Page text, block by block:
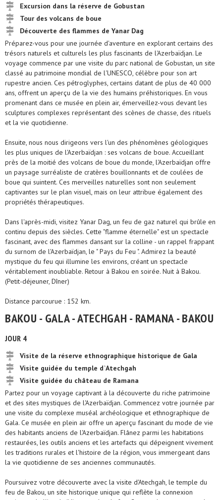
Excursion dans la réserve de Gobustan
Tour des volcans de boue
Découverte des flammes de Yanar Dag
Préparez-vous pour une journée d'aventure en explorant certains des
trésors naturels et culturels les plus fascinants de l'Azerbaïdjan. Le
voyage commence par une visite du parc national de Gobustan, un site
classé au patrimoine mondial de l'UNESCO, célèbre pour son art
rupestre ancien. Ces pétroglyphes, certains datant de plus de 40 000
ans, offrent un aperçu de la vie des humains préhistoriques. En vous
promenant dans ce musée en plein air, émerveillez-vous devant les
sculptures complexes représentant des scènes de chasse, des rituels
et la vie quotidienne.
Ensuite, nous nous dirigeons vers l'un des phénomènes géologiques
les plus uniques de l'Azerbaïdjan : ses volcans de boue. Accueillant
près de la moitié des volcans de boue du monde, l'Azerbaïdjan offre
un paysage surréaliste de cratères bouillonnants et de coulées de
boue qui suintent. Ces merveilles naturelles sont non seulement
captivantes sur le plan visuel, mais on leur attribue également des
propriétés thérapeutiques.
Dans l'après-midi, visitez Yanar Dag, un feu de gaz naturel qui brûle en
continu depuis des siècles. Cette "flamme éternelle" est un spectacle
fascinant, avec des flammes dansant sur la colline - un rappel frappant
du surnom de l'Azerbaïdjan, le " Pays du Feu ". Admirez la beauté
mystique du feu qui illumine les environs, créant un spectacle
véritablement inoubliable. Retour à Bakou en soirée. Nuit à Bakou.
(Petit-déjeuner, Dîner)
Distance parcourue : 152 km.
BAKOU - GALA - ATECHGAH - RAMANA - BAKOU
JOUR 4
Visite de la réserve ethnographique historique de Gala
Visite guidée du temple d`Atechgah
Visite guidée du château de Ramana
Partez pour un voyage captivant à la découverte du riche patrimoine
et des sites mystiques de l'Azerbaïdjan. Commencez votre journée par
une visite du complexe muséal archéologique et ethnographique de
Gala. Ce musée en plein air offre un aperçu fascinant du mode de vie
des habitants anciens de l'Azerbaïdjan. Flânez parmi les habitations
restaurées, les outils anciens et les artefacts qui dépeignent vivement
les traditions rurales et l'histoire de la région, vous immergeant dans
la vie quotidienne de ses anciennes communautés.
Poursuivez votre découverte avec la visite d'Atechgah, le temple du
feu de Bakou, un site historique unique qui reflète la connexion